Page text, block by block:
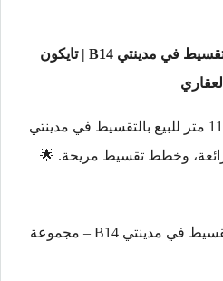
🏡 شقة 115 متر للبيع بالتقسيط في مدينتي B14 | تايكون
العقاري
تايكون العقاري تُقدّم شقة 115 متر للبيع بالتقسيط في مدينتي
شقة 115 متر للبيع بالتقسيط في مدينتي B14 – مجموعة